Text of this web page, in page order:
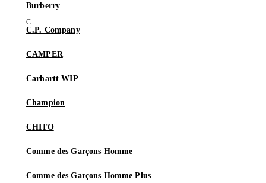
Burberry
C.P. Company
CAMPER
Carhartt WIP
Champion
CHITO
Comme des Garçons Homme
Comme des Garçons Homme Plus